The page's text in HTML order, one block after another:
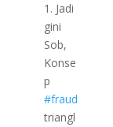
1. Jadi
gini
Sob,
Konse
p
#fraud
triangl